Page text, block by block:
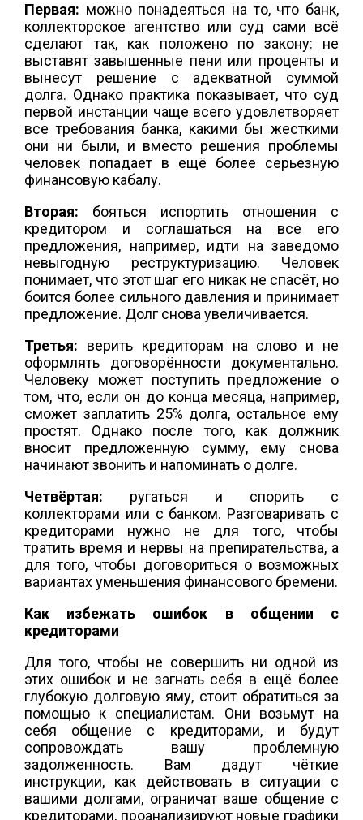
Первая: можно понадеяться на то, что банк,
коллекторское агентство или суд сами всё
сделают так, как положено по закону: не
выставят завышенные пени или проценты и
вынесут решение с адекватной суммой
долга. Однако практика показывает, что суд
первой инстанции чаще всего удовлетворяет
все требования банка, какими бы жесткими
они ни были, и вместо решения проблемы
человек попадает в ещё более серьезную
финансовую кабалу.
Вторая: бояться испортить отношения с
кредитором и соглашаться на все его
предложения, например, идти на заведомо
невыгодную реструктуризацию. Человек
понимает, что этот шаг его никак не спасёт, но
боится более сильного давления и принимает
предложение. Долг снова увеличивается.
Третья: верить кредиторам на слово и не
оформлять договорённости документально.
Человеку может поступить предложение о
том, что, если он до конца месяца, например,
сможет заплатить 25% долга, остальное ему
простят. Однако после того, как должник
вносит предложенную сумму, ему снова
начинают звонить и напоминать о долге.
Четвёртая: ругаться и спорить с
коллекторами или с банком. Разговаривать с
кредиторами нужно не для того, чтобы
тратить время и нервы на препирательства, а
для того, чтобы договориться о возможных
вариантах уменьшения финансового бремени.
Как избежать ошибок в общении с
кредиторами
Для того, чтобы не совершить ни одной из
этих ошибок и не загнать себя в ещё более
глубокую долговую яму, стоит обратиться за
помощью к специалистам. Они возьмут на
себя общение с кредиторами, и будут
сопровождать вашу проблемную
задолженность. Вам дадут чёткие
инструкции, как действовать в ситуации с
вашими долгами, ограничат ваше общение с
кредиторами, проанализируют новые графики